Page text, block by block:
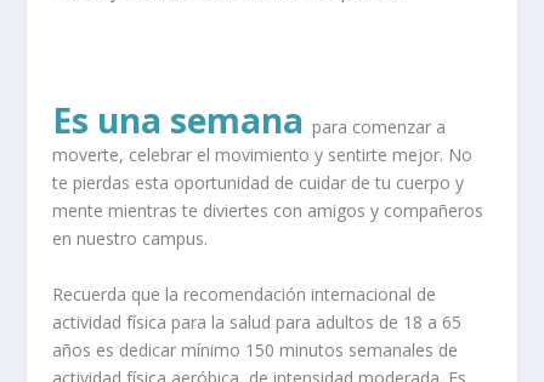
Es una semana para comenzar a
moverte, celebrar el movimiento y sentirte mejor. No
te pierdas esta oportunidad de cuidar de tu cuerpo y
mente mientras te diviertes con amigos y compañeros
en nuestro campus.
Recuerda que la recomendación internacional de
actividad física para la salud para adultos de 18 a 65
años es dedicar mínimo 150 minutos semanales de
actividad física aeróbica, de intensidad moderada. Es